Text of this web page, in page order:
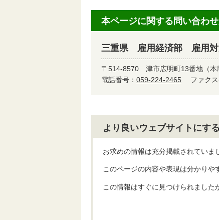
本ページに関する問い合わ
三重県 雇用経済部 雇用
〒514-8570 津市広明町13番地（本
電話番号： 059-224-2465 ファク
より良いウェブサイトにす
お求めの情報は充分掲載されていま
このページの内容や表現は分かりや
この情報はすぐに見つけられました